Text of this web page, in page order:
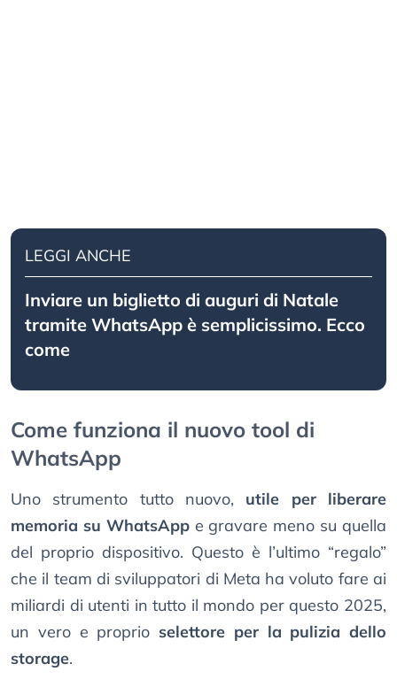
LEGGI ANCHE
Inviare un biglietto di auguri di Natale
tramite WhatsApp è semplicissimo. Ecco
come
Come funziona il nuovo tool di
WhatsApp
Uno strumento tutto nuovo, utile per liberare
memoria su WhatsAppe gravare meno su quella
del proprio dispositivo. Questo è l’ultimo “regalo”
che il team di sviluppatori di Meta ha voluto fare ai
miliardi di utenti in tutto il mondo per questo 2025,
un vero e proprio selettore per la pulizia dello
storage.